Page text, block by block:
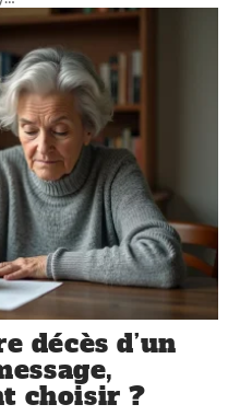
décès d’un
choisir ?